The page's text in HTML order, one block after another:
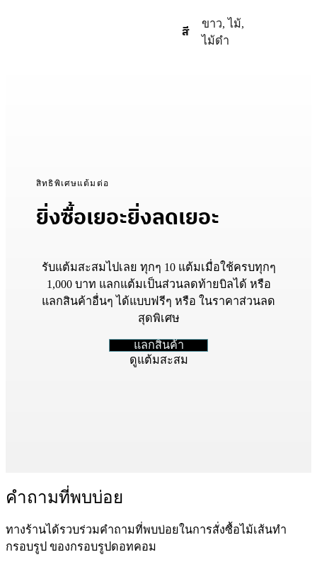
สี ขาว, ไม้,
ไม้ดำ
ยิ่งซื้อเยอะยิ่งลดเยอะ
สิทธิพิเศษแต้มต่อ
รับแต้มสะสมไปเลย ทุกๆ 10 แต้มเมื่อใช้ครบทุกๆ
1,000 บาท แลกแต้มเป็นส่วนลดท้ายบิลได้ หรือ
แลกสินค้าอื่นๆ ได้แบบฟรีๆ หรือ ในราคาส่วนลด
สุดพิเศษ
แลกสินค้า
ดูแต้มสะสม
คำถามที่พบบ่อย
ทางร้านได้รวบร่วมคำถามที่พบบ่อยในการสั่งซื้อไม้เส้นทำ
กรอบรูป ของกรอบรูปดอทคอม